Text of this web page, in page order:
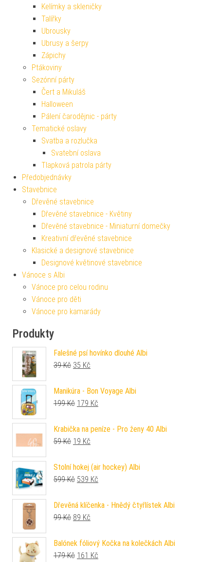
Kelímky a skleničky
Talířky
Ubrousky
Ubrusy a šerpy
Zápichy
Ptákoviny
Sezónní párty
Čert a Mikuláš
Halloween
Pálení čarodějnic - párty
Tematické oslavy
Svatba a rozlučka
Svatební oslava
Tlapková patrola párty
Předobjednávky
Stavebnice
Dřevěné stavebnice
Dřevěné stavebnice - Květiny
Dřevěné stavebnice - Miniaturní domečky
Kreativní dřevěné stavebnice
Klasické a designové stavebnice
Designové květinové stavebnice
Vánoce s Albi
Vánoce pro celou rodinu
Vánoce pro děti
Vánoce pro kamarády
Produkty
Falešné psí hovínko dlouhé Albi
39Kč Původní cena byla: 39 Kč.
35 Kč
Manikúra - Bon Voyage Albi
199Kč Původní cena byla: 199 Kč.
179 Kč
Krabička na peníze - Pro ženy 40 Albi
59Kč Původní cena byla: 59 Kč.
19 Kč
Stolní hokej (air hockey) Albi
599Kč Původní cena byla: 599 Kč.
539 Kč
Dřevěná klíčenka - Hnědý čtyřlístek Albi
99Kč Původní cena byla: 99 Kč.
89 Kč
Balónek fóliový Kočka na kolečkách Albi
179Kč Původní cena byla: 179 Kč.
161 Kč